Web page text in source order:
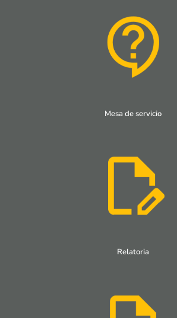
Mesa de servicio
Relatoria